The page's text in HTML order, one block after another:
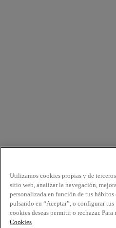
Utilizamos cookies propias y de
sitio web, analizar la navegación,
personalizada en función de tus hábitos
pulsando en “Aceptar”, o configurar
cookies deseas permitir o rechazar.
Cookies